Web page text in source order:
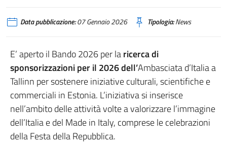
Data pubblicazione:07 Gennaio 2026 Tipologia:News
E’ aperto il Bando 2026 per laricerca di
sponsorizzazioni per il 2026 dell’Ambasciata d’Italia a
Tallinn per sostenere iniziative culturali, scientifiche e
commerciali in Estonia. L’iniziativa si inserisce
nell’ambito delle attività volte a valorizzare l’immagine
dell’Italia e del Made in Italy, comprese le celebrazioni
della Festa della Repubblica.